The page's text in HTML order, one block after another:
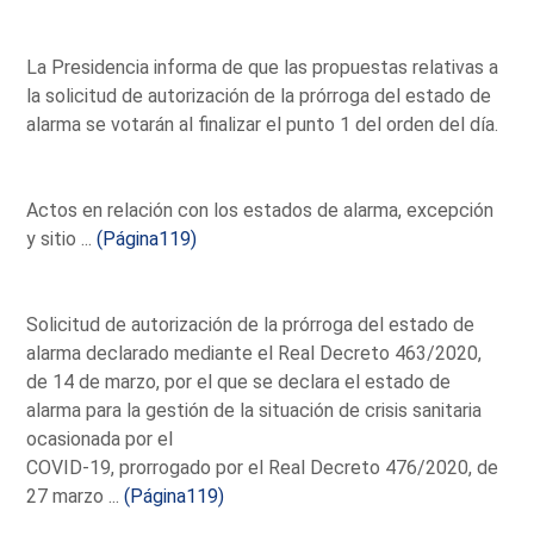
La Presidencia informa de que las propuestas relativas a
la solicitud de autorización de la prórroga del estado de
alarma se votarán al finalizar el punto 1 del orden del día.
Actos en relación con los estados de alarma, excepción
y sitio ...(Página119)
Solicitud de autorización de la prórroga del estado de
alarma declarado mediante el Real Decreto 463/2020,
de 14 de marzo, por el que se declara el estado de
alarma para la gestión de la situación de crisis sanitaria
ocasionada por el
COVID-19, prorrogado por el Real Decreto 476/2020, de
27 marzo ...(Página119)